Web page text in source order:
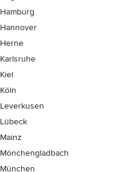
Hamburg
Hannover
Herne
Karlsruhe
Kiel
Köln
Leverkusen
Lübeck
Mainz
Mönchen­gladbach
München